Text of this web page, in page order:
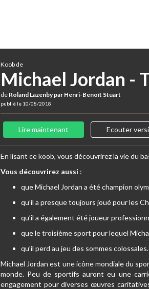
Koob de
Michael Jordan -
de Roland Lazenby par Henri-Benoît Stuart
publié le 10/08/2018
Lire maintenant Ecouter
En lisant ce koob, vous découvrirez la vie du
Vous découvrirez aussi :
que Michael Jordan a été champion
qu’il a presque toujours joué pour les
qu’il a également été joueur
que le troisième sport pour lequel
qu’il perd au jeu des sommes colossales.
Michael Jordan est une icône mondiale du
monde. Peu de sportifs auront eu une
engagement pour diverses œuvres